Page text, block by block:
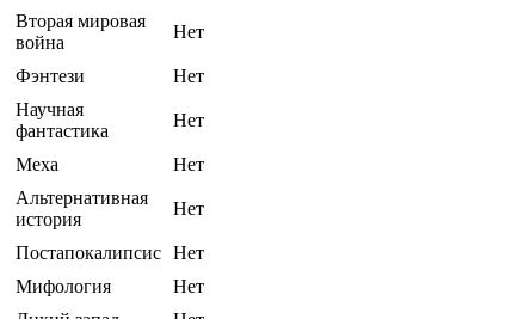
Вторая мировая
война
Нет
Фэнтези
Нет
Научная
фантастика
Нет
Меха
Нет
Альтернативная
история
Нет
Постапокалипсис Нет
Мифология
Нет